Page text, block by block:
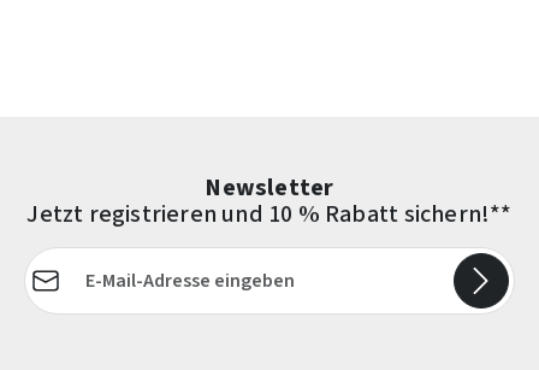
Newsletter
Jetzt registrieren und 10 % Rabatt sichern!**
E-Mail-Adresse*